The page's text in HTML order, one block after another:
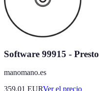
Software 99915 - Presto
manomano.es
359.01 EURVer el precio